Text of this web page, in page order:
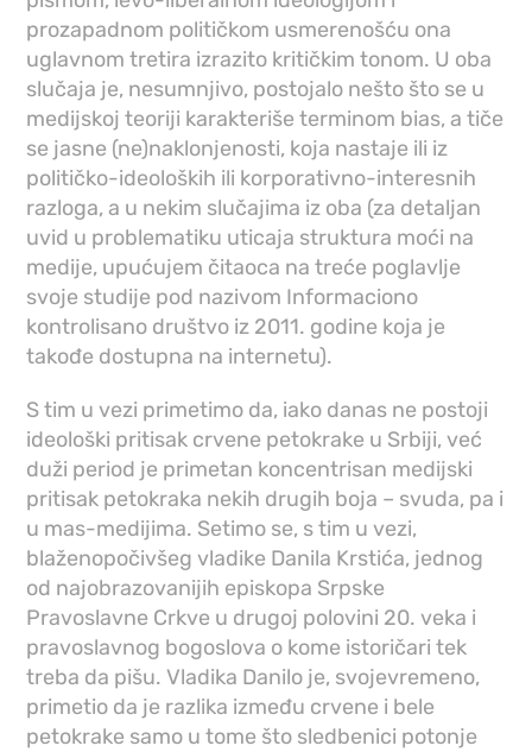
prozapadnom političkom usmerenošću ona
uglavnom tretira izrazito kritičkim tonom. U oba
slučaja je, nesumnjivo, postojalo nešto što se u
medijskoj teoriji karakteriše terminom bias, a tiče
se jasne (ne)naklonjenosti, koja nastaje ili iz
političko-ideoloških ili korporativno-interesnih
razloga, a u nekim slučajima iz oba (za detaljan
uvid u problematiku uticaja struktura moći na
medije, upućujem čitaoca na treće poglavlje
svoje studije pod nazivom Informaciono
kontrolisano društvo iz 2011. godine koja je
takođe dostupna na internetu).
S tim u vezi primetimo da, iako danas ne postoji
ideološki pritisak crvene petokrake u Srbiji, već
duži period je primetan koncentrisan medijski
pritisak petokraka nekih drugih boja – svuda, pa i
u mas-medijima. Setimo se, s tim u vezi,
blaženopočivšeg vladike Danila Krstića, jednog
od najobrazovanijih episkopa Srpske
Pravoslavne Crkve u drugoj polovini 20. veka i
pravoslavnog bogoslova o kome istoričari tek
treba da pišu. Vladika Danilo je, svojevremeno,
primetio da je razlika između crvene i bele
petokrake samo u tome što sledbenici potonje